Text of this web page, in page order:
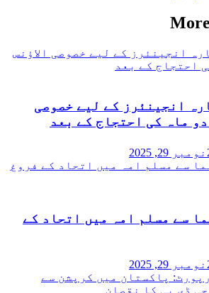
انجینئرز کے لیے خصوصی
دو ماہ کی احتجاج کے بعد
نومبر 29, 2025
سے مسلم امہ میں اتحاد کے
نومبر 29, 2025